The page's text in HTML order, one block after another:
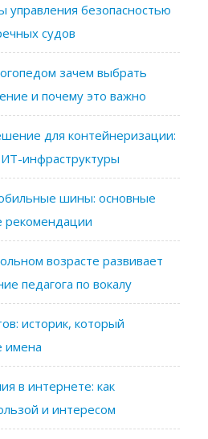
управления безопасностью
судов
зачем выбрать
и почему это важно
для контейнеризации:
инфраструктуры
шины: основные
рекомендации
возрасте развивает
педагога по вокалу
историк, который
имена
в интернете: как
и интересом